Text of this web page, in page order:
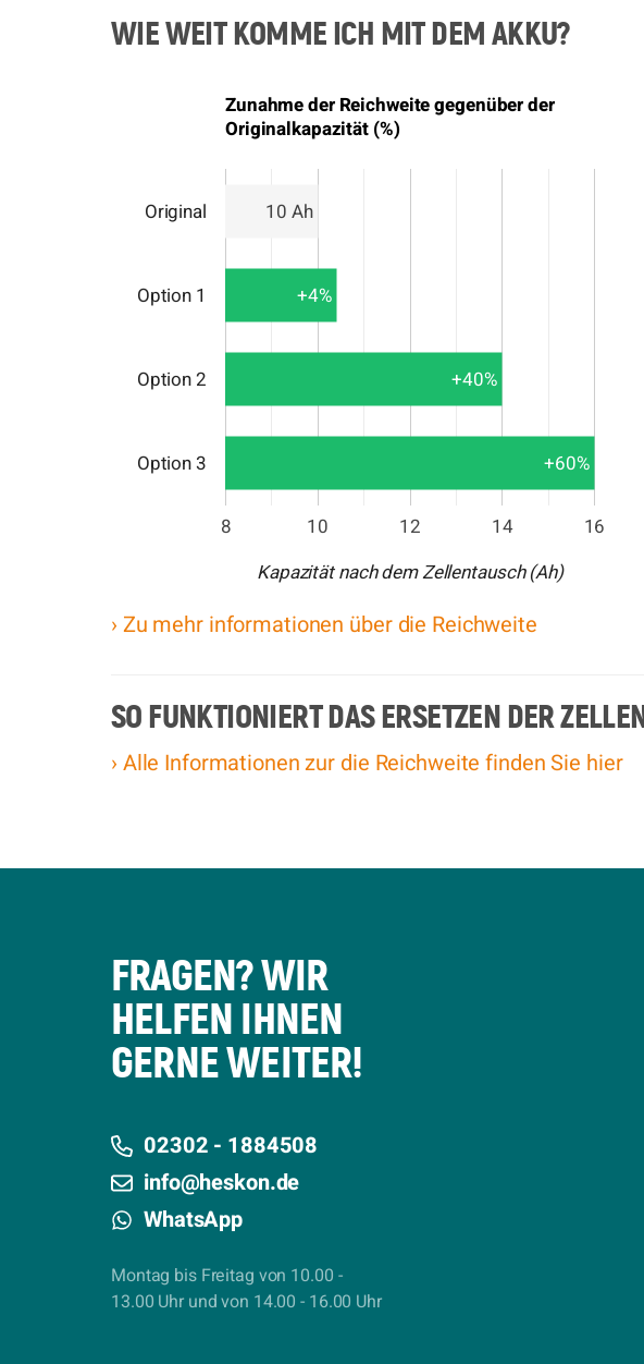
WIE WEIT KOMME ICH MIT DEM AKKU?
Zunahme der Reichweite gegenüber der
Originalkapazität (%)
8 10 12 14 16
Original
Option 1
Option 2
Option 3
10 Ah
+4%
+40%
+60%
Kapazität nach dem Zellentausch (Ah)
› Zu mehr informationen über die Reichweite
SO FUNKTIONIERT DAS ERSETZEN DER ZELLEN
› Alle Informationen zur die Reichweite finden Sie hier
FRAGEN? WIR
HELFEN IHNEN
GERNE WEITER!
02302 - 1884508
info@heskon.de
WhatsApp
Montag bis Freitag von 10.00 -
13.00 Uhr und von 14.00 - 16.00 Uhr